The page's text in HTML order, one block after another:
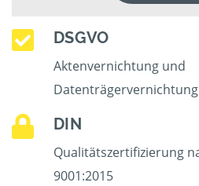
DSGVO
Aktenvernichtung und
Datenträgervernichtung
DIN
Qualitätszertifizierung
9001:2015